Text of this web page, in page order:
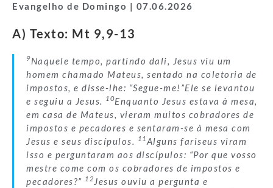
Evangelho de Domingo | 07.06.2026
A) Texto: Mt 9,9-13
9Naquele tempo, partindo dali, Jesus viu um
homem chamado Mateus, sentado na coletoria de
impostos, e disse-lhe: “Segue-me!”Ele se levantou
e seguiu a Jesus.
10Enquanto Jesus estava à mesa,
em casa de Mateus, vieram muitos cobradores de
impostos e pecadores e sentaram-se à mesa com
Jesus e seus discípulos.
11 Alguns fariseus viram
isso e perguntaram aos discípulos: “Por que vosso
mestre come com os cobradores de impostos e
pecadores?” 12 Jesus ouviu a pergunta e